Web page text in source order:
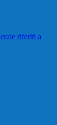
riferiti a